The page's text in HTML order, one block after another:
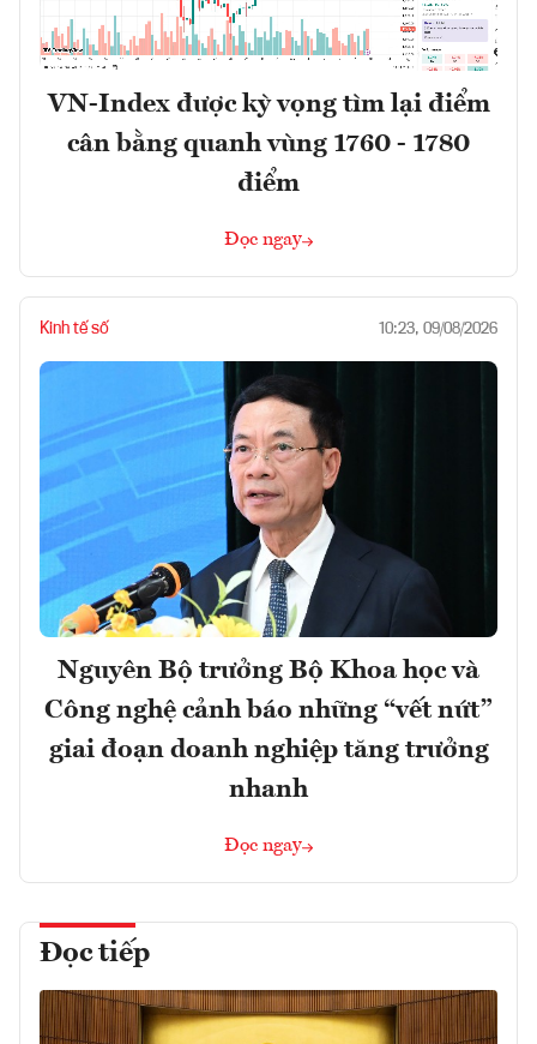
VN-Index được kỳ vọng tìm lại điểm
cân bằng quanh vùng 1760 - 1780
điểm
Đọc ngay
Kinh tế số 10:23, 09/08/2026
Nguyên Bộ trưởng Bộ Khoa học và
Công nghệ cảnh báo những “vết nứt”
giai đoạn doanh nghiệp tăng trưởng
nhanh
Đọc ngay
Đọc tiếp